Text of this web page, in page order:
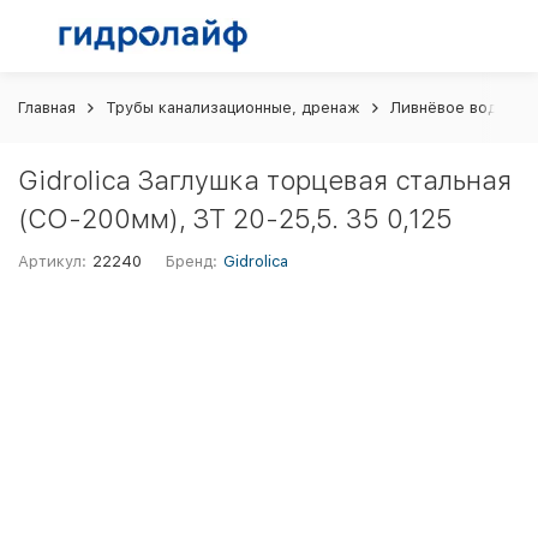
Главная Трубы канализационные, дренаж Ливнёвое
Gidrolica Заглушка торцевая стальная
(СО-200мм), ЗТ 20-25,5. 35 0,125
Артикул: 22240 Бренд: Gidrolica